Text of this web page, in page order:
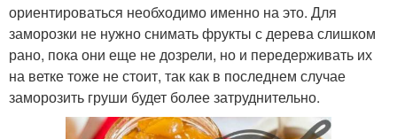
ориентироваться необходимо именно на это. Для
заморозки не нужно снимать фрукты с дерева слишком
рано, пока они еще не дозрели, но и передерживать их
на ветке тоже не стоит, так как в последнем случае
заморозить груши будет более затруднительно.